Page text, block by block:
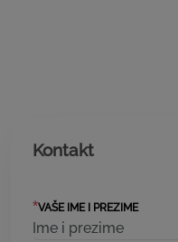
Kontakt
*VAŠE IME I PREZIME